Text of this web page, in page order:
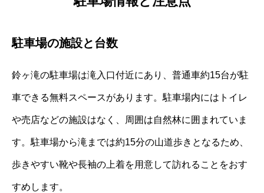
駐車場の施設と台数
鈴ヶ滝の駐車場は滝入口付近にあり、普通車約15台が駐
車できる無料スペースがあります。駐車場内にはトイレ
や売店などの施設はなく、周囲は自然林に囲まれていま
す。駐車場から滝までは約15分の山道歩きとなるため、
歩きやすい靴や長袖の上着を用意して訪れることをおす
すめします。